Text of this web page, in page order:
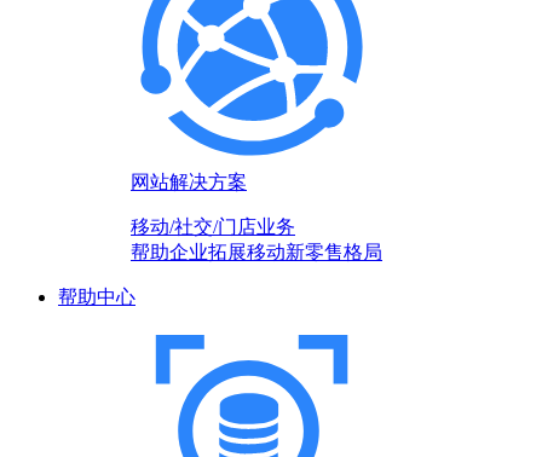
网站解决方案
移动/社交/门店业务
帮助企业拓展移动新零售格局
帮助中心